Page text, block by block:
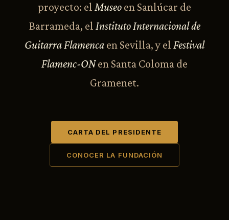
proyecto: el Museo en Sanlúcar de
Barrameda, el Instituto Internacional de
Guitarra Flamenca en Sevilla, y el Festival
Flamenc-ONen Santa Coloma de
Gramenet.
CARTA DEL PRESIDENTE
CONOCER LA FUNDACIÓN